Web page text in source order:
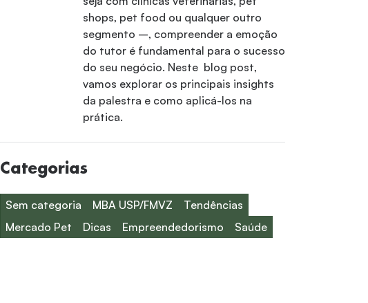
shops, pet food ou qualquer outro
segmento –, compreender a emoção
do tutor é fundamental para o sucesso
do seu negócio. Neste blog post,
vamos explorar os principais insights
da palestra e como aplicá-los na
prática.
Categorias
Sem categoria MBA USP/FMVZ
Tendências
Mercado Pet
Dicas Empreendedorismo Saúde